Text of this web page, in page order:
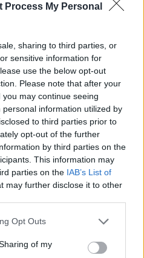
Process My Personal
sharing to third parties, or
sensitive information for
use the below opt-out
Please note that after your
may continue seeing
information utilized by
to third parties prior to
opt-out of the further
by third parties on the
This information may
parties on the IAB’s List of
may further disclose it to other
uses one or more Google
behaviour. You may click to
Opt Outs
of my
successi importanti in
nel 2012, nel 2014 e nel